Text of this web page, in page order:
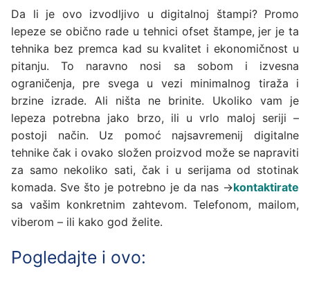
Da li je ovo izvodljivo u digitalnoj štampi? Promo
lepeze se obično rade u tehnici ofset štampe, jer je ta
tehnika bez premca kad su kvalitet i ekonomičnost u
pitanju. To naravno nosi sa sobom i izvesna
ograničenja, pre svega u vezi minimalnog tiraža i
brzine izrade. Ali ništa ne brinite. Ukoliko vam je
lepeza potrebna jako brzo, ili u vrlo maloj seriji –
postoji način. Uz pomoć najsavremenij digitalne
tehnike čak i ovako složen proizvod može se napraviti
za samo nekoliko sati, čak i u serijama od stotinak
komada. Sve što je potrebno je da nas →kontaktirate
sa vašim konkretnim zahtevom. Telefonom, mailom,
viberom – ili kako god želite.
Pogledajte i ovo: